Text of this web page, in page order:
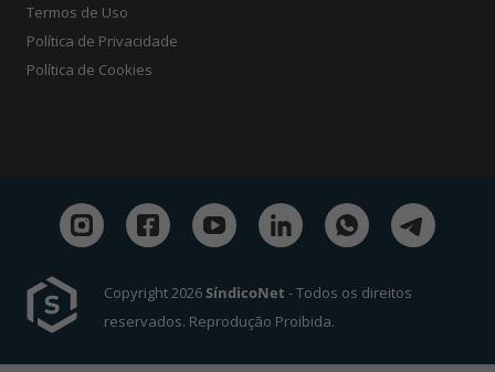
Termos de Uso
Política de Privacidade
Política de Cookies
Copyright 2026SíndicoNet - Todos os direitos
reservados. Reprodução Proibida.